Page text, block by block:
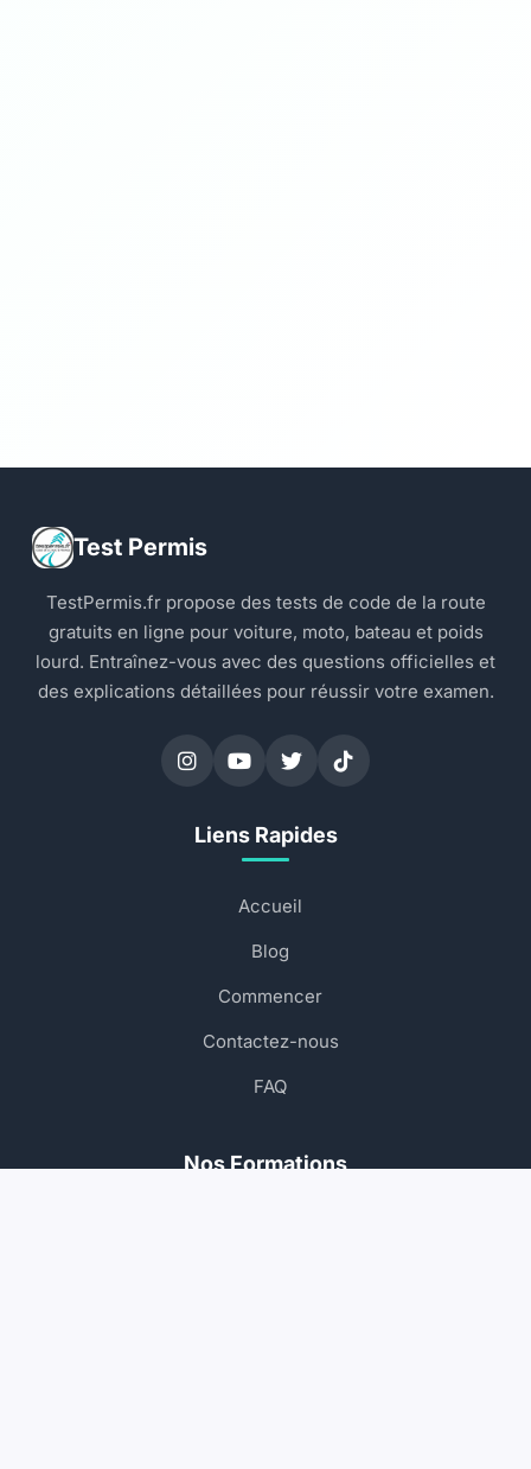
Test Permis
TestPermis.fr propose des tests de code de la route
gratuits en ligne pour voiture, moto, bateau et poids
lourd. Entraînez-vous avec des questions officielles et
des explications détaillées pour réussir votre examen.
Liens Rapides
Accueil
Blog
Commencer
Contactez-nous
FAQ
Nos Formations